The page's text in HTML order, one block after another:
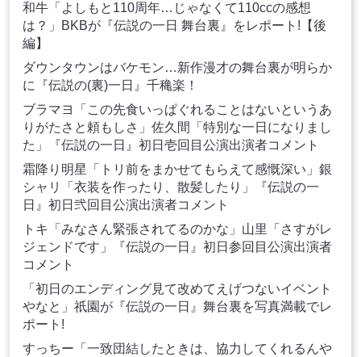
和牛「よしもと110周年…じゃなくて110ccの感想
は？」BKBが『伝説の一日 舞台裏』をレポート!【後
編】
ダウンタウンはバケモン…新作漫才の舞台裏が明らか
に『伝説の(裏)一日』千穐楽！
ブラマヨ「この先食いっぱぐれることはないというあ
りがたさと頼もしさ」佐久間「特別な一日になりまし
た」『伝説の一日』初日壱回目公演出演者コメント
霜降り明星「トリ前をまかせてもらえて感慨深い」銀
シャリ「衣装を作ったり、散髪したり」『伝説の一
日』初日弐回目公演出演者コメント
トキ「みなさん緊張されてるのかな」山里「さすがレ
ジェンドです」『伝説の一日』初日参回目公演出演者
コメント
「初日のエンディング見て改めてえげつないイベント
やなと」祇園が『伝説の一日』舞台裏を写真満載でレ
ポート!
すっちー「一致団結したときは、協力してくれるんや